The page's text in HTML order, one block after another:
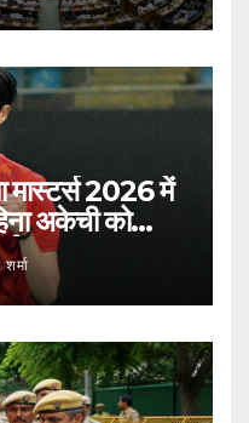
मास्टर्स 2026 में
अकेची को
जगह